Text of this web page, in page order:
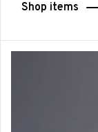
Shop items